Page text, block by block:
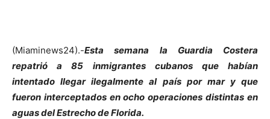
(Miaminews24).-Esta semana la Guardia Costera
repatrió a 85 inmigrantes cubanos que habían
intentado llegar ilegalmente al país por mar y que
fueron interceptados en ocho operaciones distintas en
aguas del Estrecho de Florida.